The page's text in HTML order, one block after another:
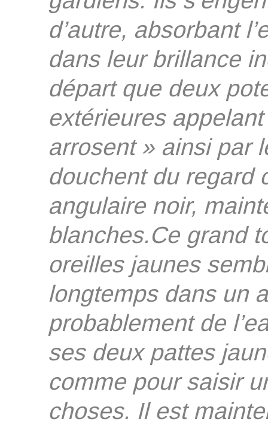
d’autre, absorbant
dans leur brillance
départ que deux
extérieures
arrosent » ainsi par
douchent du regard
angulaire noir,
blanches.Ce grand
oreilles jaunes
longtemps dans un
probablement de
ses deux pattes
comme pour saisir
choses. Il est